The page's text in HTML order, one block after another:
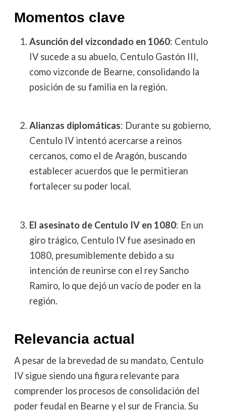
Momentos clave
Asunción del vizcondado en 1060: Centulo
IV sucede a su abuelo, Centulo Gastón III,
como vizconde de Bearne, consolidando la
posición de su familia en la región.
Alianzas diplomáticas: Durante su gobierno,
Centulo IV intentó acercarse a reinos
cercanos, como el de Aragón, buscando
establecer acuerdos que le permitieran
fortalecer su poder local.
El asesinato de Centulo IV en 1080: En un
giro trágico, Centulo IV fue asesinado en
1080, presumiblemente debido a su
intención de reunirse con el rey Sancho
Ramiro, lo que dejó un vacío de poder en la
región.
Relevancia actual
A pesar de la brevedad de su mandato, Centulo
IV sigue siendo una figura relevante para
comprender los procesos de consolidación del
poder feudal en Bearne y el sur de Francia. Su